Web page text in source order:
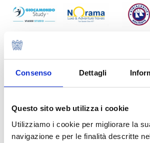
Consenso Dettagli
Questo sito web utilizza i cookie
Utilizziamo i cookie per migliorare la
navigazione e per le finalità descritte